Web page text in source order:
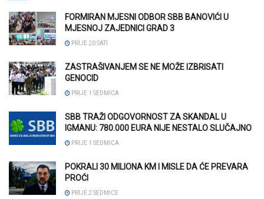
FORMIRAN MJESNI ODBOR SBB BANOVIĆI U
MJESNOJ ZAJEDNICI GRAD 3
PRIJE 20 SATI
ZASTRAŠIVANJEM SE NE MOŽE IZBRISATI
GENOCID
PRIJE 1 SEDMICA
SBB TRAŽI ODGOVORNOST ZA SKANDAL U
IGMANU: 780.000 EURA NIJE NESTALO SLUČAJNO
PRIJE 1 SEDMICA
POKRALI 30 MILIONA KM I MISLE DA ĆE PREVARA
PROĆI
PRIJE 2 SEDMICE